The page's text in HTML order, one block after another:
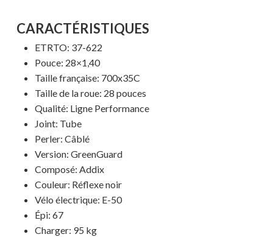
Votre panier est vide.
CARACTÉRISTIQUES
ETRTO: 37-622
Pouce: 28×1,40
Taille française: 700x35C
Taille de la roue: 28 pouces
Qualité: Ligne Performance
Joint: Tube
Perler: Câblé
Version: GreenGuard
Composé: Addix
Couleur: Réflexe noir
Vélo électrique: E-50
Épi: 67
Charger: 95 kg